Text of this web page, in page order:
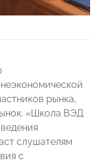
рынка,
«Школа ВЭД
слушателям
с